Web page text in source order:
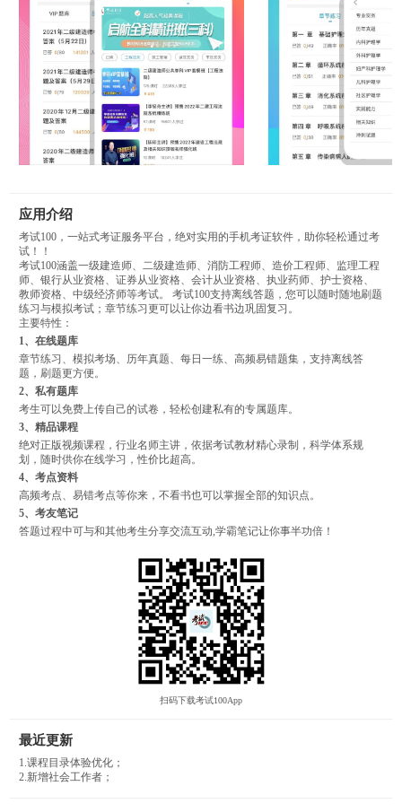
应用介绍
考试100，一站式考证服务平台，绝对实用的手机考证软件，助你轻松通过考
试！！
考试100涵盖一级建造师、二级建造师、消防工程师、造价工程师、监理工程
师、银行从业资格、证券从业资格、会计从业资格、执业药师、护士资格、
教师资格、中级经济师等考试。 考试100支持离线答题，您可以随时随地刷题
练习与模拟考试；章节练习更可以让你边看书边巩固复习。
主要特性：
1、在线题库
章节练习、模拟考场、历年真题、每日一练、高频易错题集，支持离线答
题，刷题更方便。
2、私有题库
考生可以免费上传自己的试卷，轻松创建私有的专属题库。
3、精品课程
绝对正版视频课程，行业名师主讲，依据考试教材精心录制，科学体系规
划，随时供你在线学习，性价比超高。
4、考点资料
高频考点、易错考点等你来，不看书也可以掌握全部的知识点。
5、考友笔记
答题过程中可与和其他考生分享交流互动,学霸笔记让你事半功倍！
扫码下载考试100App
最近更新
1.课程目录体验优化；
2.新增社会工作者；